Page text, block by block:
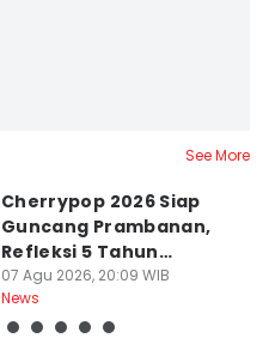
See More
Cherrypop 2026 Siap
Guncang Prambanan,
Refleksi 5 Tahun
Perjalanan
07 Agu 2026, 20:09 WIB
News